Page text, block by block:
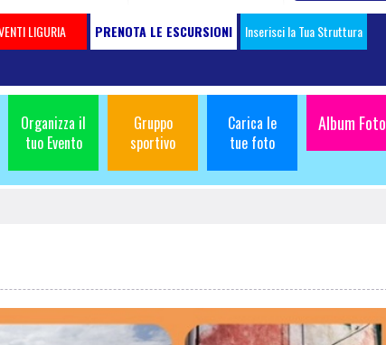
LIGURIA PRENOTA LE ESCURSIONI
Inserisci la Tua Struttura
Organizza il
tuo Evento
Gruppo
sportivo
Carica le
tue foto
Album Foto